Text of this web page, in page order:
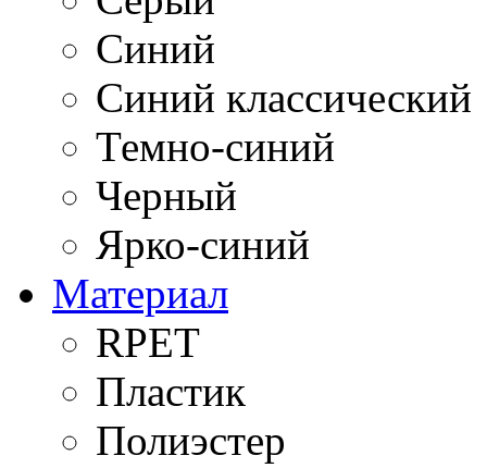
Синий
Синий классический
Темно-синий
Черный
Ярко-синий
Материал
RPET
Пластик
Полиэстер